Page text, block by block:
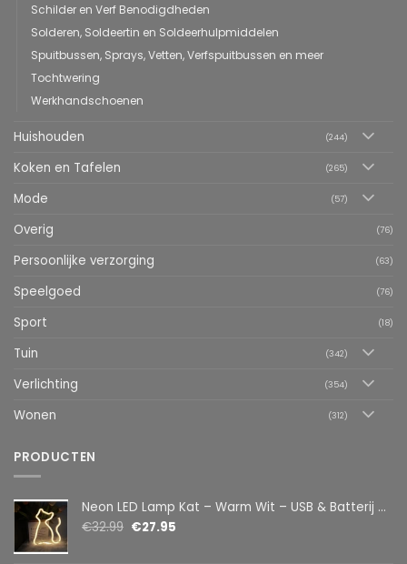
Schilder en Verf Benodigdheden
Solderen, Soldeertin en Soldeerhulpmiddelen
Spuitbussen, Sprays, Vetten, Verfspuitbussen en meer
Tochtwering
Werkhandschoenen
Huishouden (244)
Koken en Tafelen (265)
Mode (57)
Overig (76)
Persoonlijke verzorging (63)
Speelgoed (76)
Sport (18)
Tuin (342)
Verlichting (354)
Wonen (312)
PRODUCTEN
Neon LED Lamp Kat – Warm Wit – USB & Batterij – Decoratieve Tafellamp voor Kinderkamer – 28,5 x 24,5 cm
€32.99 €27.95